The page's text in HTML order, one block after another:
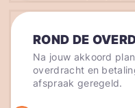
ROND DE
Na jouw akkoord
overdracht en
afspraak geregeld.